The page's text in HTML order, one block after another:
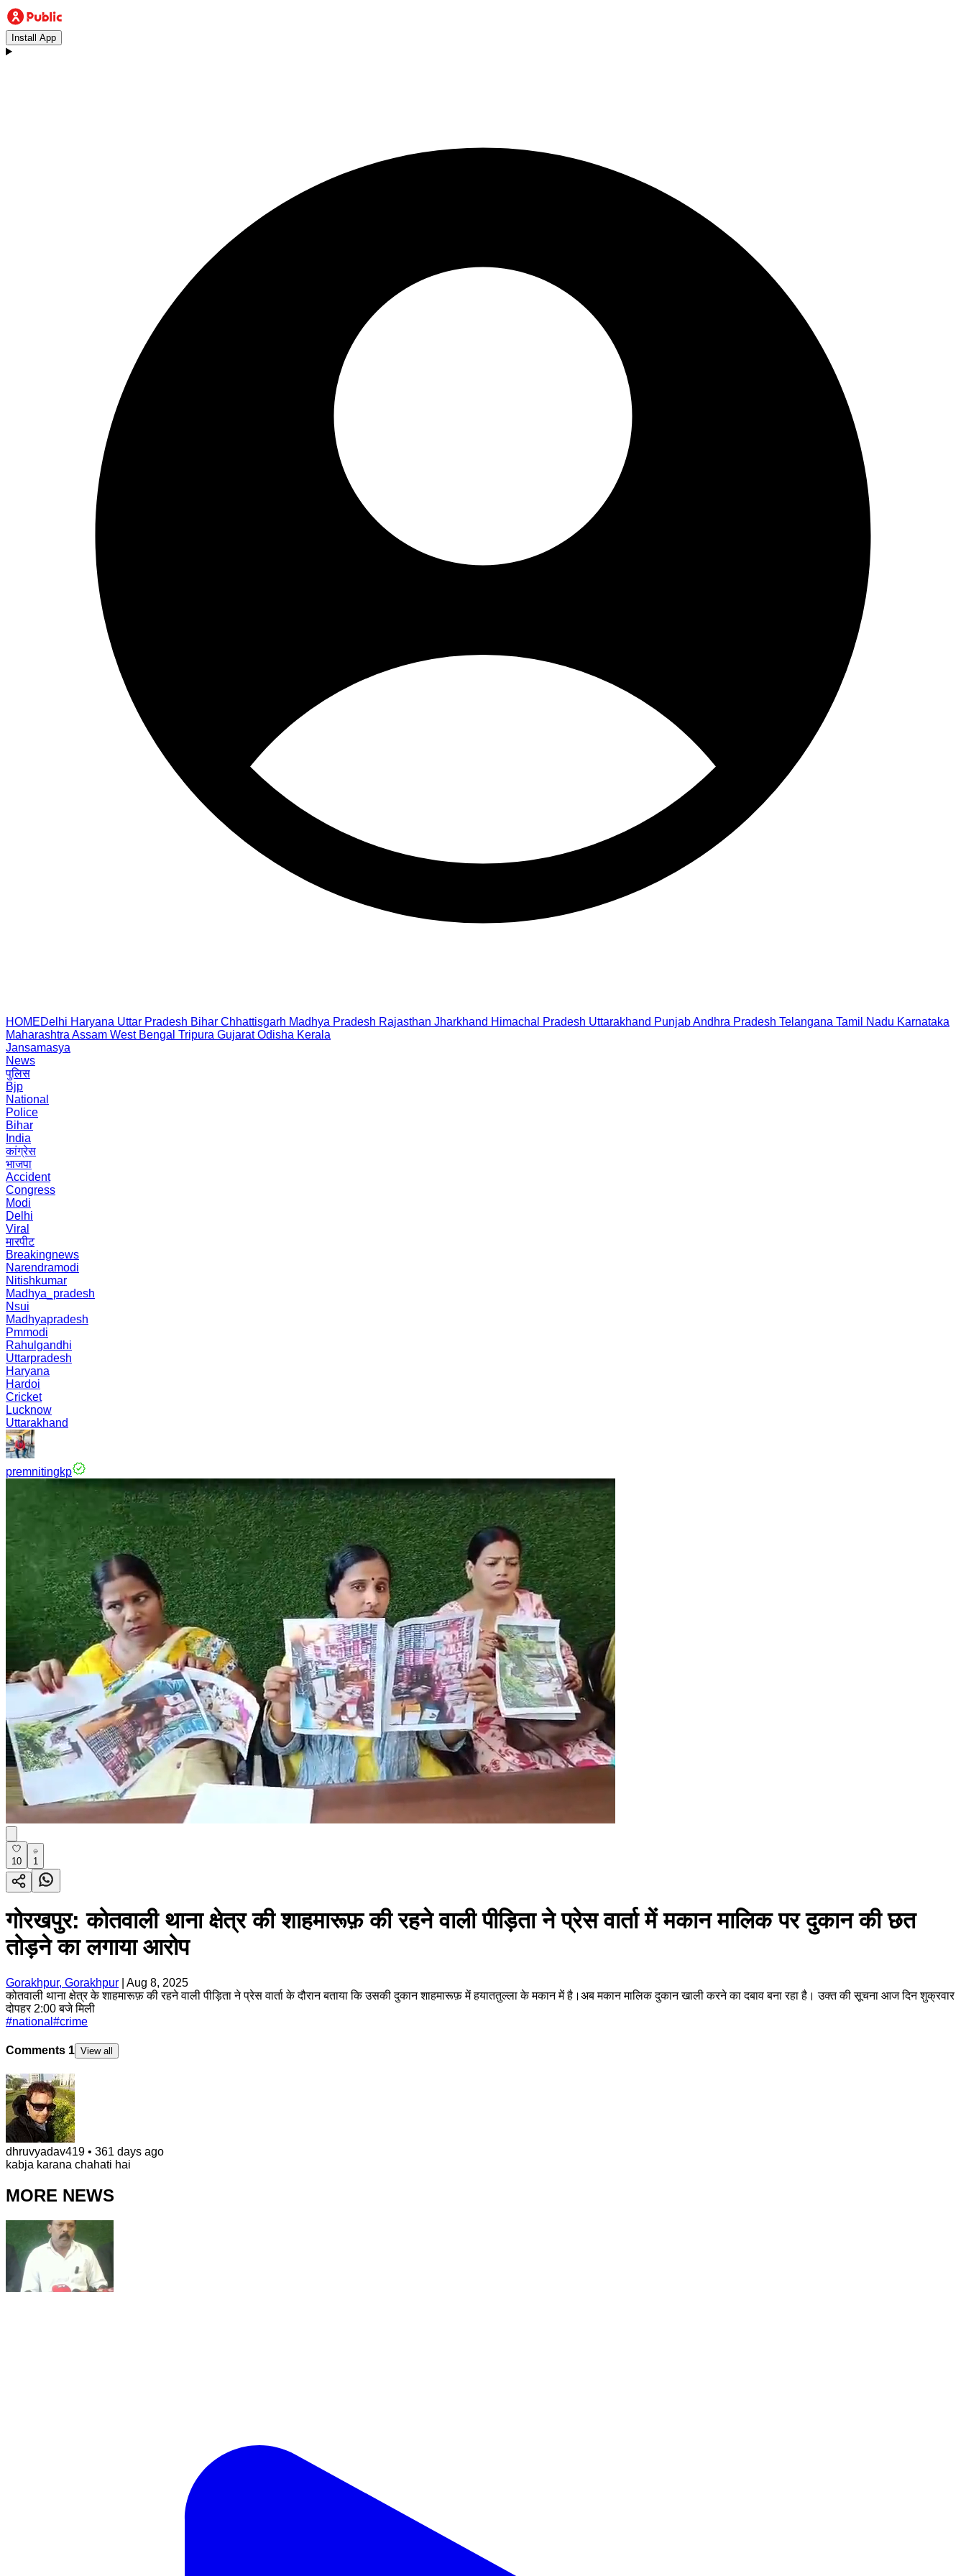
Install App
HOMEDelhi Haryana Uttar Pradesh Bihar Chhattisgarh Madhya Pradesh Rajasthan Jharkhand Himachal Pradesh Uttarakhand PunjabAndhra Pradesh Telangana Tamil Nadu Karnataka
Maharashtra Assam West Bengal Tripura Gujarat Odisha Kerala
Jansamasya
News
पुलिस
Bjp
National
Police
Bihar
India
कांग्रेस
भाजपा
Accident
Congress
Modi
Delhi
Viral
मारपीट
Breakingnews
Narendramodi
Nitishkumar
Madhya_pradesh
Nsui
Madhyapradesh
Pmmodi
Rahulgandhi
Uttarpradesh
Haryana
Hardoi
Cricket
Lucknow
Uttarakhand
premnitingkp
10 1
गोरखपुर: कोतवाली थाना क्षेत्र की शाहमारूफ़ की रहने वाली पीड़िता ने प्रेस वार्ता में मकान मालिक पर दुकान की छत
तोड़ने का लगाया आरोप
Gorakhpur, Gorakhpur
Aug 8, 2025
कोतवाली थाना क्षेत्र के शाहमारूफ़ की रहने वाली पीड़िता ने प्रेस वार्ता के दौरान बताया कि उसकी दुकान शाहमारूफ़ में हयाततुल्ला के मकान में है।अब मकान मालिक दुकान खाली करने का दबाव बना रहा है। उक्त की सूचना आज दिन शुक्रवार
दोपहर 2:00 बजे मिली
#national #crime
Comments 1 View all
dhruvyadav419 • 361 days ago
kabja karana chahati hai
MORE NEWS